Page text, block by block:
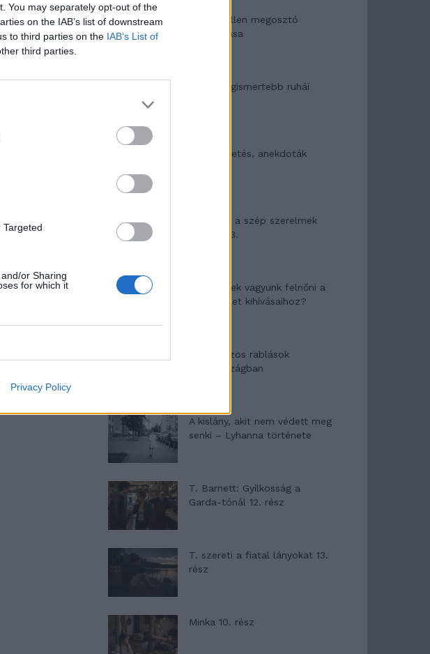
You may separately opt-out of the
on the IAB’s list of downstream
to third parties on the IAB’s List of
third parties.
or Sharing
for which it
Privacy Policy
Woody Allen megosztó
zsenialitása
A világ legismertebb ruhái
Nyár, nevetés, anekdoták
Panna és a szép szerelmek
mítosza 3.
Képtelenek vagyunk felnőni a
felnőtt élet kihívásaihoz?
Altatógázos rablások
Olaszországban
A kislány, akit nem védett meg
senki – Lyhanna története
T. Barnett: Gyilkosság a
Garda-tónál 12. rész
T. szereti a fiatal lányokat 13.
rész
Minka 10. rész